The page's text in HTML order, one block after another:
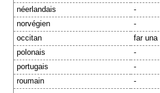
néerlandais
-
norvégien
-
occitan
far una
polonais
-
portugais
-
roumain
-